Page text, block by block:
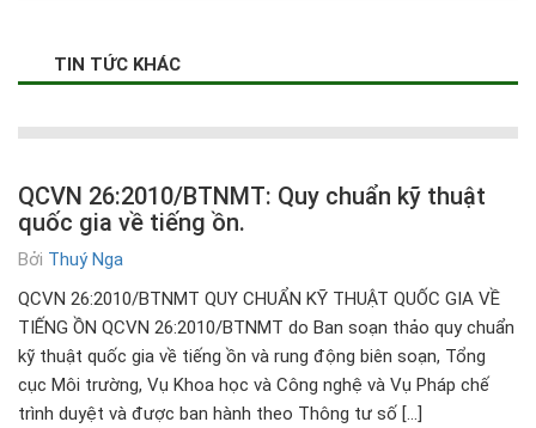
TIN TỨC KHÁC
QCVN 26:2010/BTNMT: Quy chuẩn kỹ thuật
quốc gia về tiếng ồn.
Bởi Thuý Nga
QCVN 26:2010/BTNMT QUY CHUẨN KỸ THUẬT QUỐC GIA VỀ
TIẾNG ỒN QCVN 26:2010/BTNMT do Ban soạn thảo quy chuẩn
kỹ thuật quốc gia về tiếng ồn và rung động biên soạn, Tổng
cục Môi trường, Vụ Khoa học và Công nghệ và Vụ Pháp chế
trình duyệt và được ban hành theo Thông tư số […]